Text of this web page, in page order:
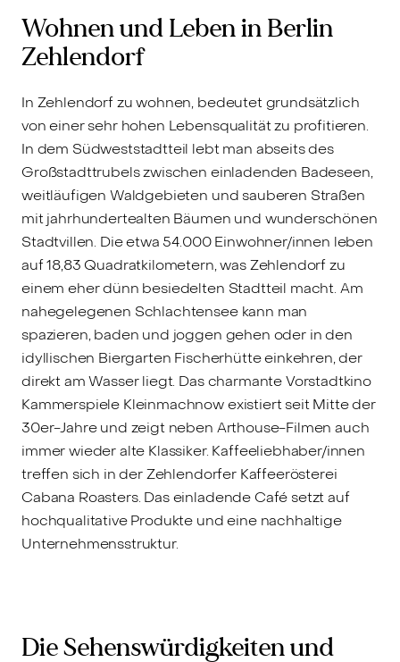
Wohnen und Leben in Berlin
Zehlendorf
In Zehlendorf zu wohnen, bedeutet grundsätzlich
von einer sehr hohen Lebensqualität zu profitieren.
In dem Südweststadtteil lebt man abseits des
Großstadttrubels zwischen einladenden Badeseen,
weitläufigen Waldgebieten und sauberen Straßen
mit jahrhundertealten Bäumen und wunderschönen
Stadtvillen. Die etwa 54.000 Einwohner/innen leben
auf 18,83 Quadratkilometern, was Zehlendorf zu
einem eher dünn besiedelten Stadtteil macht. Am
nahegelegenen Schlachtensee kann man
spazieren, baden und joggen gehen oder in den
idyllischen Biergarten Fischerhütte einkehren, der
direkt am Wasser liegt. Das charmante Vorstadtkino
Kammerspiele Kleinmachnow existiert seit Mitte der
30er-Jahre und zeigt neben Arthouse-Filmen auch
immer wieder alte Klassiker. Kaffeeliebhaber/innen
treffen sich in der Zehlendorfer Kaffeerösterei
Cabana Roasters. Das einladende Café setzt auf
hochqualitative Produkte und eine nachhaltige
Unternehmensstruktur.
Die Sehenswürdigkeiten und